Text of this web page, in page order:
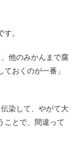
。
他のみかんまで腐
おくのが一番」
染して、やがて大
ことで、間違って